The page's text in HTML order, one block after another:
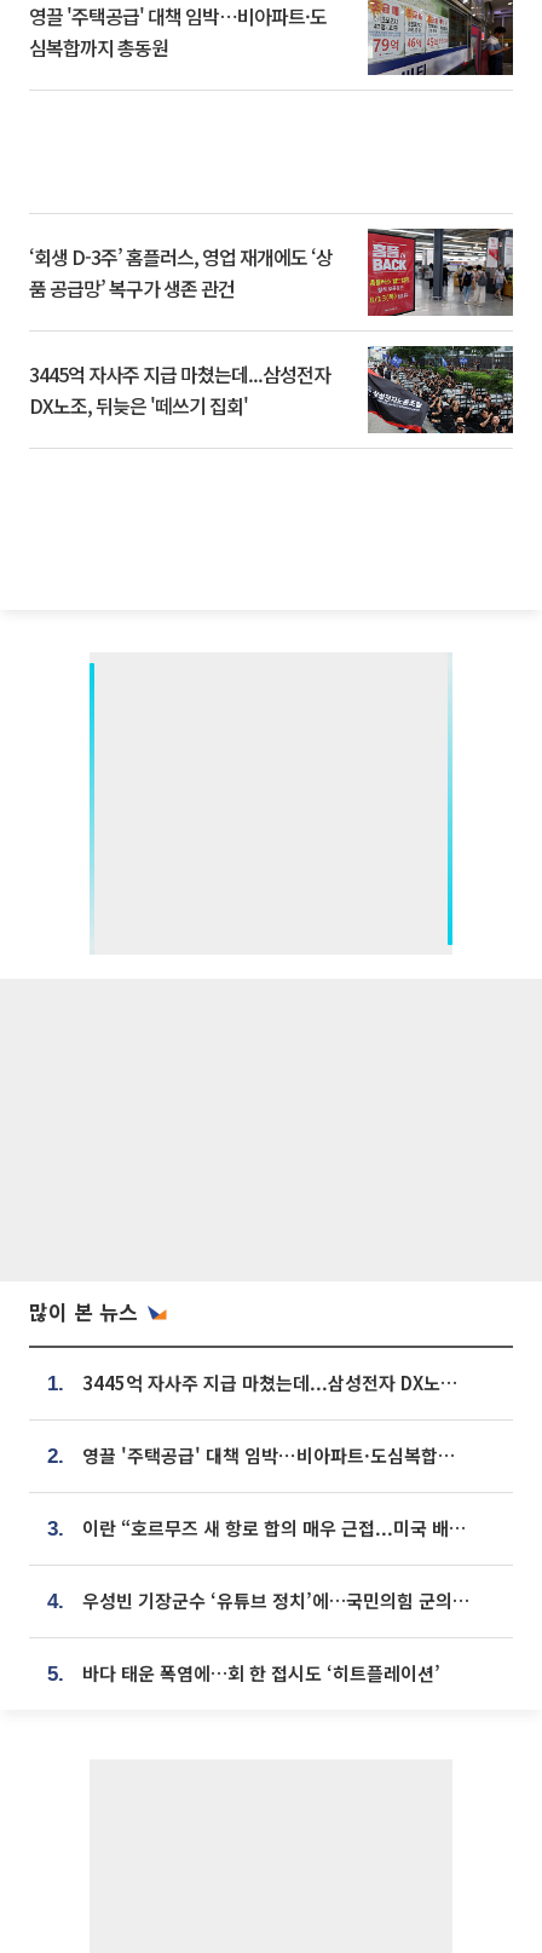
영끌 '주택공급' 대책 임박⋯비아파트·도
심복합까지 총동원
‘회생 D-3주’ 홈플러스, 영업 재개에도 ‘상
품 공급망’ 복구가 생존 관건
3445억 자사주 지급 마쳤는데...삼성전자
DX노조, 뒤늦은 '떼쓰기 집회'
많이 본 뉴스
1. 3445억 자사주 지급 마쳤는데...삼성전자 DX노조, 뒤늦은 '떼쓰기 집회'
2. 영끌 '주택공급' 대책 임박⋯비아파트·도심복합까지 총동원
3. 이란 “호르무즈 새 항로 합의 매우 근접...미국 배상 먼저”
4. 우성빈 기장군수 ‘유튜브 정치’에…국민의힘 군의원들 집단 반발
5. 바다 태운 폭염에…회 한 접시도 ‘히트플레이션’